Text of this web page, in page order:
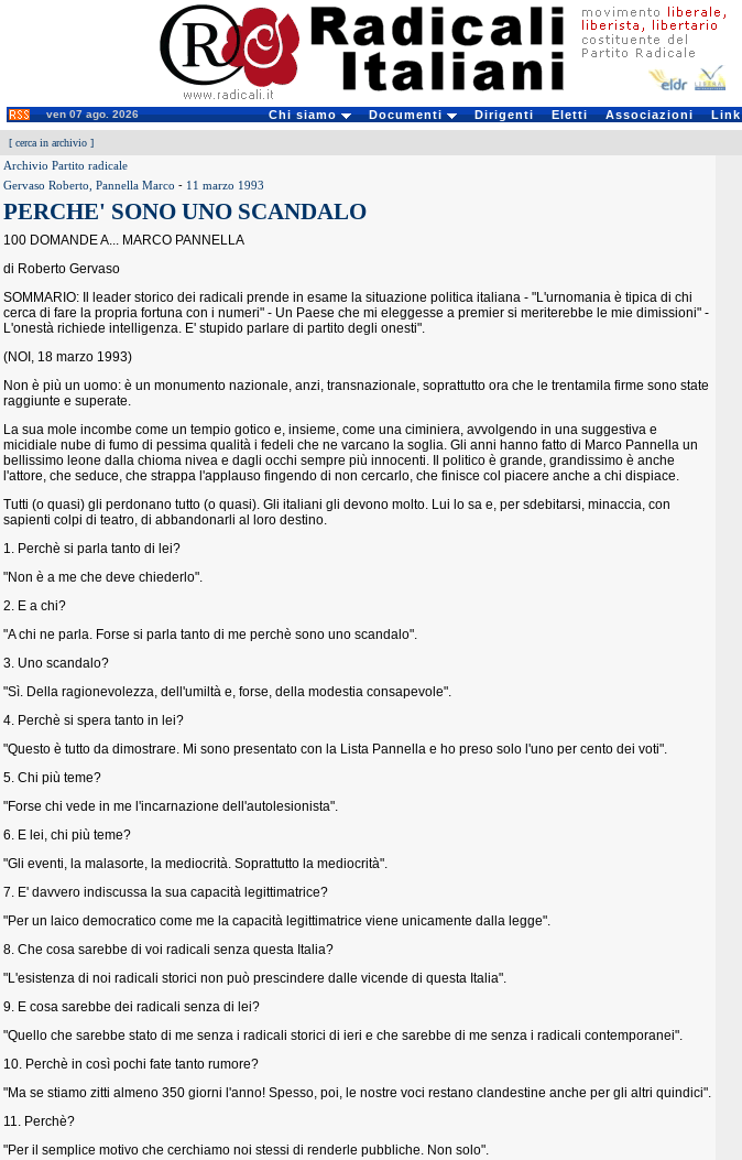
ven 07 ago. 2026 Chi siamo Documenti Dirigenti Eletti Associazioni Link
[ cerca in archivio ]
Archivio Partito radicale
Gervaso Roberto, Pannella Marco - 11 marzo 1993
PERCHE' SONO UNO SCANDALO
100 DOMANDE A... MARCO PANNELLA
di Roberto Gervaso
SOMMARIO: Il leader storico dei radicali prende in esame la situazione politica italiana - "L'urnomania è tipica di chi
cerca di fare la propria fortuna con i numeri" - Un Paese che mi eleggesse a premier si meriterebbe le mie dimissioni" -
L'onestà richiede intelligenza. E' stupido parlare di partito degli onesti".
(NOI, 18 marzo 1993)
Non è più un uomo: è un monumento nazionale, anzi, transnazionale, soprattutto ora che le trentamila firme sono state
raggiunte e superate.
La sua mole incombe come un tempio gotico e, insieme, come una ciminiera, avvolgendo in una suggestiva e
micidiale nube di fumo di pessima qualità i fedeli che ne varcano la soglia. Gli anni hanno fatto di Marco Pannella un
bellissimo leone dalla chioma nivea e dagli occhi sempre più innocenti. Il politico è grande, grandissimo è anche
l'attore, che seduce, che strappa l'applauso fingendo di non cercarlo, che finisce col piacere anche a chi dispiace.
Tutti (o quasi) gli perdonano tutto (o quasi). Gli italiani gli devono molto. Lui lo sa e, per sdebitarsi, minaccia, con
sapienti colpi di teatro, di abbandonarli al loro destino.
1. Perchè si parla tanto di lei?
"Non è a me che deve chiederlo".
2. E a chi?
"A chi ne parla. Forse si parla tanto di me perchè sono uno scandalo".
3. Uno scandalo?
"Sì. Della ragionevolezza, dell'umiltà e, forse, della modestia consapevole".
4. Perchè si spera tanto in lei?
"Questo è tutto da dimostrare. Mi sono presentato con la Lista Pannella e ho preso solo l'uno per cento dei voti".
5. Chi più teme?
"Forse chi vede in me l'incarnazione dell'autolesionista".
6. E lei, chi più teme?
"Gli eventi, la malasorte, la mediocrità. Soprattutto la mediocrità".
7. E' davvero indiscussa la sua capacità legittimatrice?
"Per un laico democratico come me la capacità legittimatrice viene unicamente dalla legge".
8. Che cosa sarebbe di voi radicali senza questa Italia?
"L'esistenza di noi radicali storici non può prescindere dalle vicende di questa Italia".
9. E cosa sarebbe dei radicali senza di lei?
"Quello che sarebbe stato di me senza i radicali storici di ieri e che sarebbe di me senza i radicali contemporanei".
10. Perchè in così pochi fate tanto rumore?
"Ma se stiamo zitti almeno 350 giorni l'anno! Spesso, poi, le nostre voci restano clandestine anche per gli altri quindici".
11. Perchè?
"Per il semplice motivo che cerchiamo noi stessi di renderle pubbliche. Non solo".